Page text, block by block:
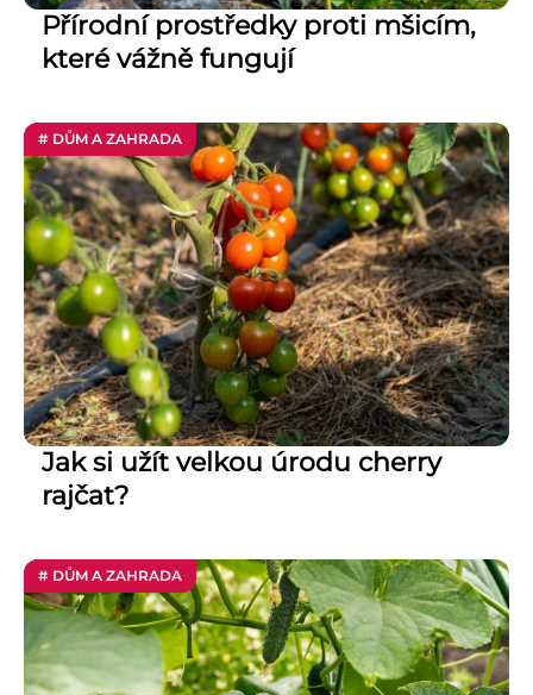
Přírodní prostředky proti mšicím,
které vážně fungují
# DŮM A ZAHRADA
Jak si užít velkou úrodu cherry
rajčat?
# DŮM A ZAHRADA